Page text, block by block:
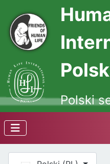
Polski
Wybierz swój język